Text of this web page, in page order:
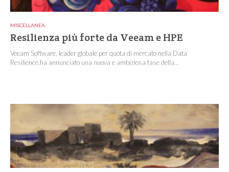
MISCELLANEA
Resilienza più forte da Veeam e HPE
Veeam Software, leader globale per quota di mercato nella Data
Resilience,ha annunciato una nuova e ambiziosa fase della...